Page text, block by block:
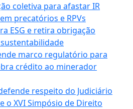
coletiva para afastar IR
precatórios e RPVs
ESG e retira obrigação
marco regulatório para
crédito ao minerador
respeito do Judiciário
o XVI Simpósio de Direito